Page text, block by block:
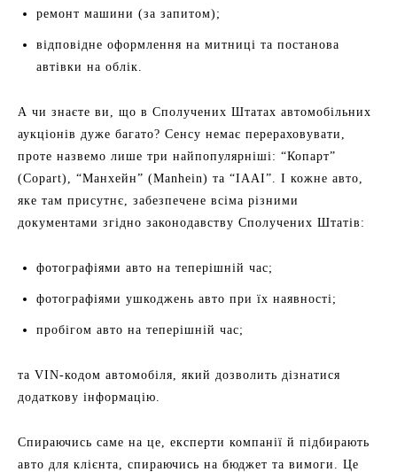
ремонт машини (за запитом);
відповідне оформлення на митниці та постанова
автівки на облік.
А чи знаєте ви, що в Сполучених Штатах автомобільних
аукціонів дуже багато? Сенсу немає перераховувати,
проте назвемо лише три найпопулярніші: “Копарт”
(Copart), “Манхейн” (Manhein) та “ІААІ”. І кожне авто,
яке там присутнє, забезпечене всіма різними
документами згідно законодавству Сполучених Штатів:
фотографіями авто на теперішній час;
фотографіями ушкоджень авто при їх наявності;
пробігом авто на теперішній час;
та VIN-кодом автомобіля, який дозволить дізнатися
додаткову інформацію.
Спираючись саме на це, експерти компанії й підбирають
авто для клієнта, спираючись на бюджет та вимоги. Це